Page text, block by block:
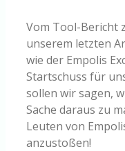
Vom Tool-Bericht
unserem letzten
wie der Empolis
Startschuss für
sollen wir sagen,
Sache daraus zu
Leuten von
anzustoßen!